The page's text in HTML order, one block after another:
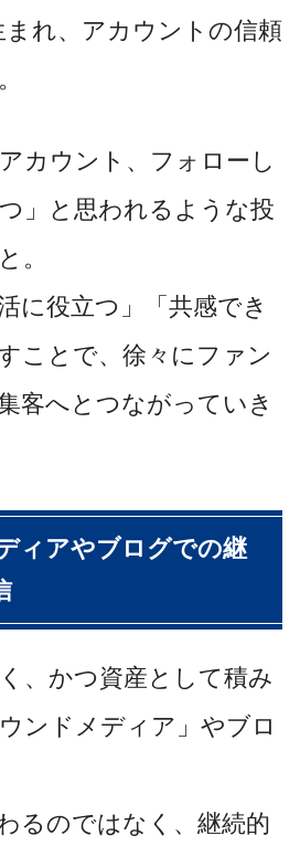
まれ、アカウントの信頼
カウント、フォローし
」と思われるような投
。
に役立つ」「共感でき
ことで、徐々にファン
客へとつながっていき
ィアやブログでの継
、かつ資産として積み
ンドメディア」やブロ
るのではなく、継続的